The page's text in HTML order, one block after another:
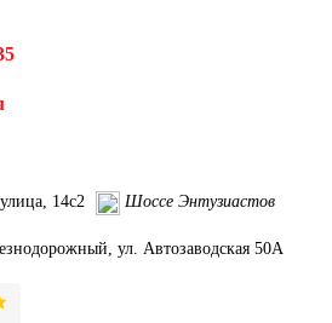
14с2 Шоссе Энтузиастов
ул. Автозаводская 50А